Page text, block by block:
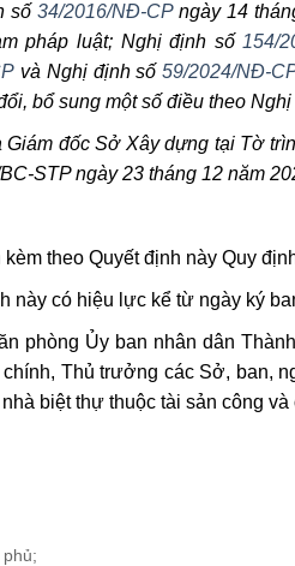
số 34/2016/NĐ-CPngày 14
pháp luật; Nghị định số 154/
và Nghị định số59/2024/NĐ-
bổ sung một số điều theo
Giám đốc Sở Xây dựng tại Tờ
STP ngày 23 tháng 12 năm
kèm theo Quyết định này Quy
này có hiệu lực kể từ ngày ký
phòng Ủy ban nhân dân
Thủ trưởng các Sở, ban,
biệt thự thuộc tài sản công